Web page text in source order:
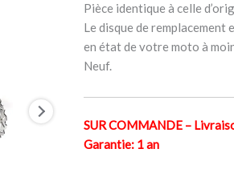
Pièce identique à celle
Le disque de
en état de votre moto à
Neuf.
SUR COMMANDE –
Garantie: 1 an